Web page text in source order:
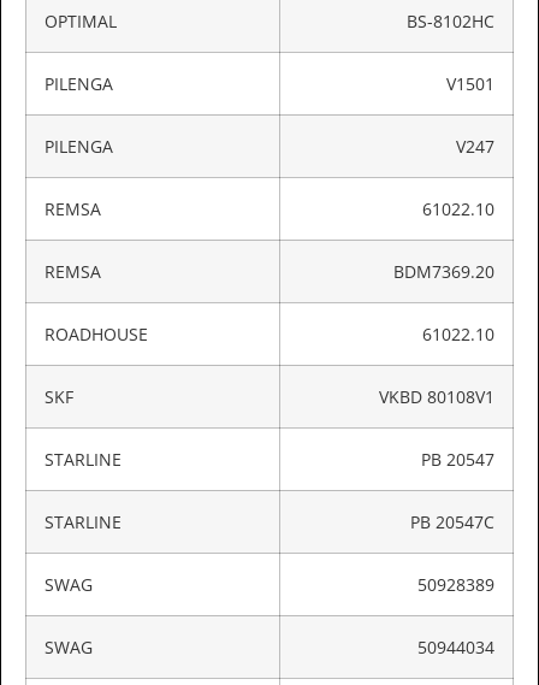
OPTIMAL BS-8102HC
PILENGA V1501
PILENGA V247
REMSA 61022.10
REMSA BDM7369.20
ROADHOUSE 61022.10
SKF VKBD 80108V1
STARLINE PB 20547
STARLINE PB 20547C
SWAG 50928389
SWAG 50944034